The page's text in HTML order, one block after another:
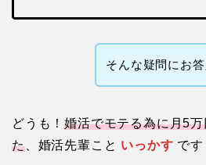
そんな疑問にお答
どうも！婚活でモテる為に月5
た、婚活先輩こと いっかす です